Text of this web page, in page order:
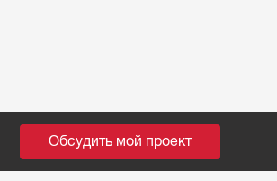
Обсудить мой проект